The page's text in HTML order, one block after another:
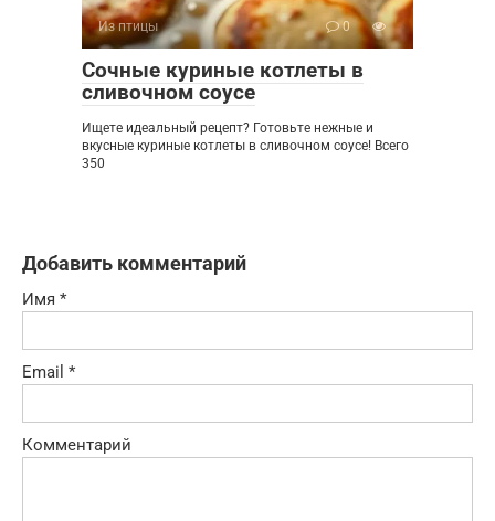
Из птицы 0
Сочные куриные котлеты в
сливочном соусе
Ищете идеальный рецепт? Готовьте нежные и
вкусные куриные котлеты в сливочном соусе! Всего
350
Добавить комментарий
Имя *
Email *
Комментарий